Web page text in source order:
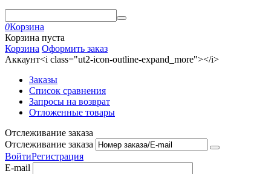
0Корзина
Корзина пуста
Корзина Оформить заказ
Аккаунт<i class="ut2-icon-outline-expand_more"></i>
Заказы
Список сравнения
Запросы на возврат
Отложенные товары
Отслеживание заказа
Отслеживание заказа
ВойтиРегистрация
E-mail